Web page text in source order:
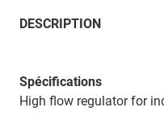
DESCRIPTION
Spécifications
High flow regulator for